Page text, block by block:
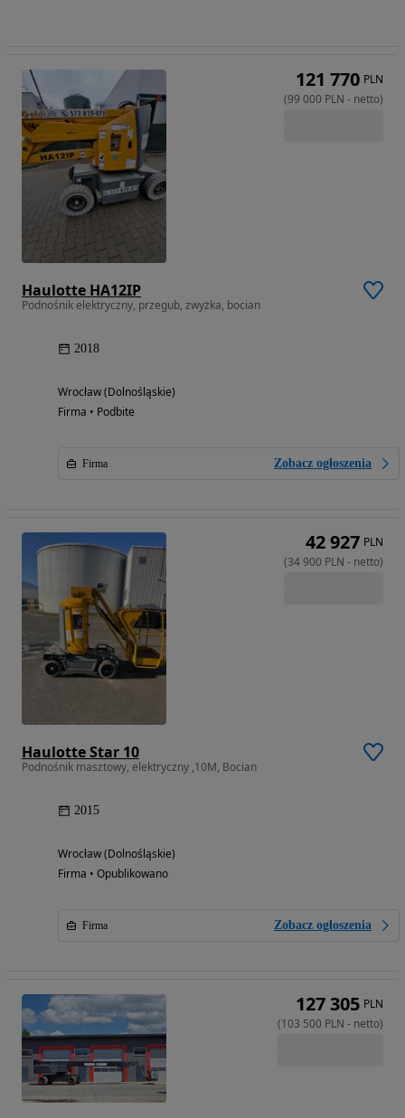
Haulotte HA12IP
Podnośnik elektryczny, przegub, zwyżka, bocian
2018
Wrocław (Dolnośląskie)
Firma • Podbite
Firma Zobacz ogłoszenia
121 770 PLN
(99 000 PLN - netto)
Haulotte Star 10
Podnośnik masztowy, elektryczny ,10M, Bocian
2015
Wrocław (Dolnośląskie)
Firma • Opublikowano
Firma Zobacz ogłoszenia
42 927 PLN
(34 900 PLN - netto)
127 305 PLN
(103 500 PLN - netto)